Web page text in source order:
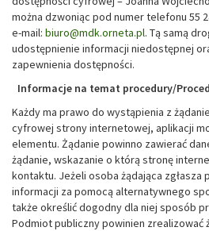
można dzwoniąc pod numer telefonu 55
e-mail: biuro@mdk.orneta.pl. Tą samą
udostępnienie informacji niedostępnej
zapewnienia dostępności.
Informacje na temat procedury/
Każdy ma prawo do wystąpienia z
cyfrowej strony internetowej, aplikacji
elementu. Żądanie powinno zawierać
żądanie, wskazanie o którą stronę
kontaktu. Jeżeli osoba żądająca zgłasza
informacji za pomocą alternatywnego
także określić dogodny dla niej sposób
Podmiot publiczny powinien zrealizować